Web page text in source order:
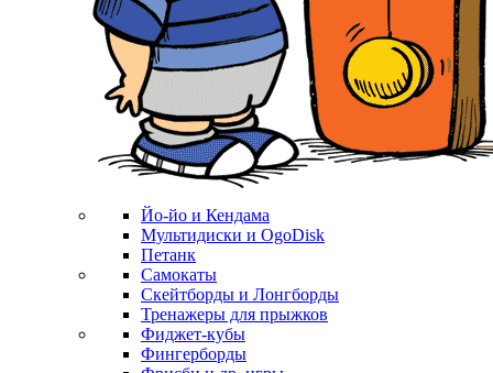
Йо-йо и Кендама
Мультидиски и OgoDisk
Петанк
Самокаты
Скейтборды и Лонгборды
Тренажеры для прыжков
Фиджет-кубы
Фингерборды